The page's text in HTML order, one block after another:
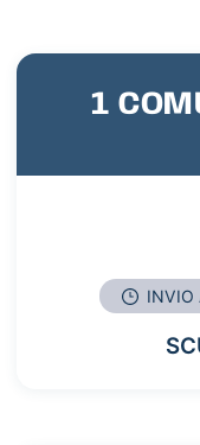
1
INVIO